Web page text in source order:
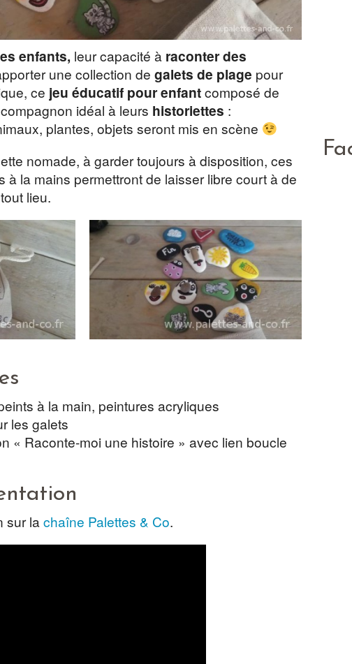
enfants, leur capacité à raconter des
une collection de galets de plage pour
ce jeu éducatif pour enfantcomposé de
idéal à leurs historiettes :
plantes, objets seront mis en scène
nomade, à garder toujours à disposition, ces
à la mains permettront de laisser libre court à de
lieu.
à la main, peintures acryliques
les galets
« Raconte-moi une histoire » avec lien boucle
sur lachaîne Palettes & Co.